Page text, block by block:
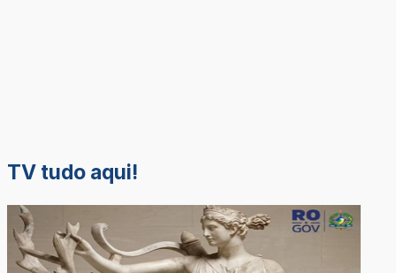
TV tudo aqui!